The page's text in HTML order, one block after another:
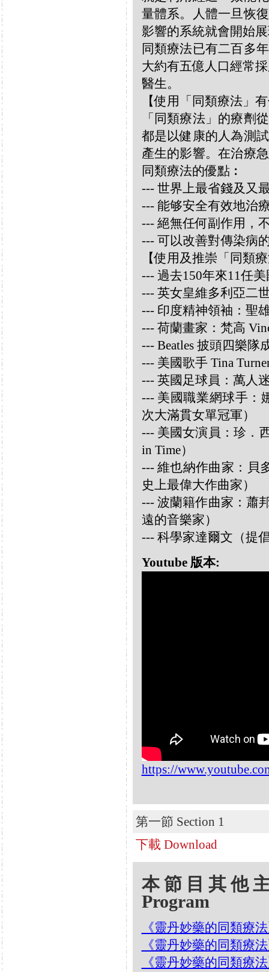
量體系。人體一旦恢
影響的系統就會開始
同類療法已有二百多
大約有五億人口經常
醫生。
【使用「同類療法」
「同類療法」的療劑
都是以健康的人為測
產生的影響。在治療
同類療法的優點︰
--- 世界上最省錢及又
--- 能够安全有效地治
--- 絕無任何副作用，
--- 可以改善對傳染病
【使用及推崇「同類
--- 過去150年來11任
--- 英女皇維多利亞二
--- 印度精神領袖：聖
--- 荷蘭畫家：梵高
--- Beatles 披頭四樂隊
--- 美國歌手 Tina
--- 英國足球員：萬人
--- 美國職業網球手：
次大滿貫女單冠軍）
--- 美國女演員：珍．
in Time）
--- 維也納作曲家：貝
史上最偉大作曲家）
--- 波蘭籍作曲家：蕭
遠的音樂家）
--- 科學家達爾文（提
Youtube 版本:
https://
第一節 Section 1
下載 Download
本節目其他
Program
《靈丹妙藥的同類療
《靈丹妙藥的同類療
《靈丹妙藥的同類療